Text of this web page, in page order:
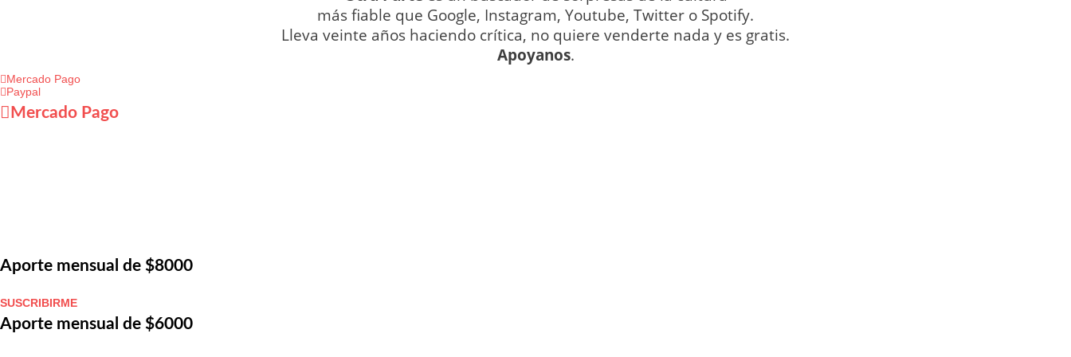
más fiable que Google, Instagram, Youtube, Twitter o Spotify.
Lleva veinte años haciendo crítica, no quiere venderte nada y es gratis.
Apoyanos.
Mercado Pago
Paypal
Mercado Pago
Aporte mensual de $8000
SUSCRIBIRME
Aporte mensual de $6000